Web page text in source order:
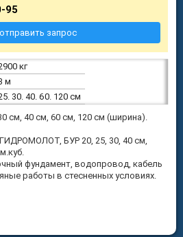
кг
м
30. 40. 60. 120 см
см, 40 см, 60 см, 120 см (ширина).
БУР 20, 25, 30, 40 см,
фундамент, водопровод, кабель
работы в стесненных условиях.
95
отправить запрос